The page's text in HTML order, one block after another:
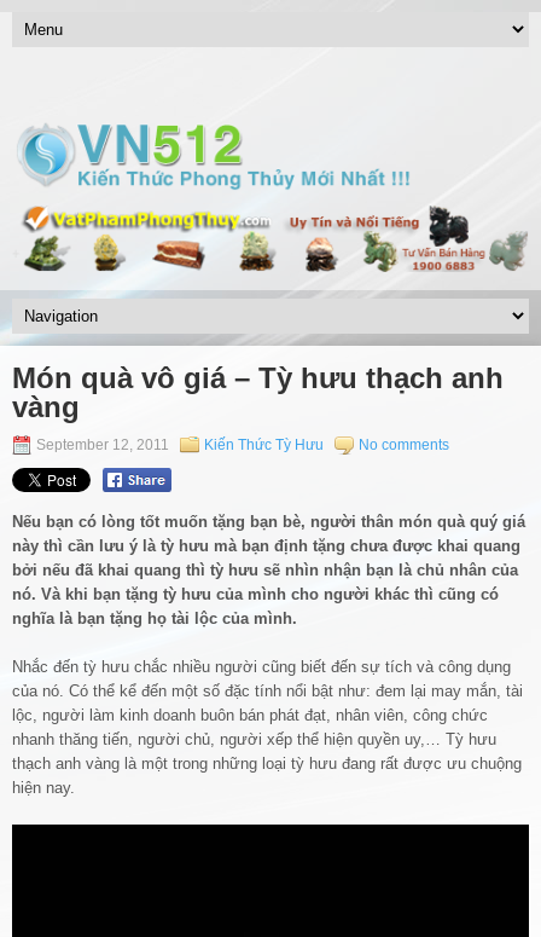
Món quà vô giá – Tỳ hưu thạch anh
vàng
September 12, 2011 Kiến Thức Tỳ Hưu No comments
Nếu bạn có lòng tốt muốn tặng bạn bè, người thân món quà quý giá
này thì cần lưu ý là tỳ hưu mà bạn định tặng chưa được khai quang
bởi nếu đã khai quang thì tỳ hưu sẽ nhìn nhận bạn là chủ nhân của
nó. Và khi bạn tặng tỳ hưu của mình cho người khác thì cũng có
nghĩa là bạn tặng họ tài lộc của mình.
Nhắc đến tỳ hưu chắc nhiều người cũng biết đến sự tích và công dụng
của nó. Có thể kể đến một số đặc tính nổi bật như: đem lại may mắn, tài
lộc, người làm kinh doanh buôn bán phát đạt, nhân viên, công chức
nhanh thăng tiến, người chủ, người xếp thể hiện quyền uy,… Tỳ hưu
thạch anh vàng là một trong những loại tỳ hưu đang rất được ưu chuộng
hiện nay.